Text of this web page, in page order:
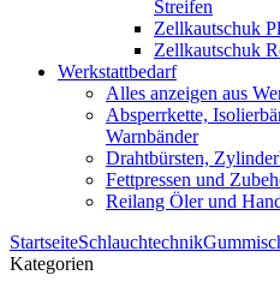
Streifen
Zellkautschuk
Zellkautschuk
Werkstattbedarf
Alles anzeigen aus
Absperrkette,
Warnbänder
Drahtbürsten,
Fettpressen und
Reilang Öler und
StartseiteSchlauchtechnik
Kategorien